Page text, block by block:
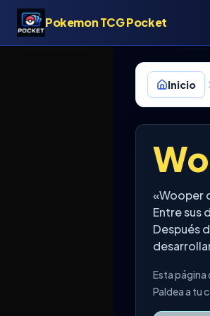
Pokemon TCG Pocket
Inicio
«Wooper
Entre sus
Después
Esta página
Paldea a tu